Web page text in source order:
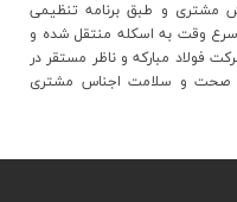
مشتري و طبق برنامه تنظيمي
وقت به اسکله منتقل شده و
فولاد مبارکه و ناظر مستقر در
از صحت و سلامت اجناس مشتري